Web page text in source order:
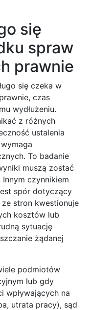
się
spraw
prawnie
się czeka w
czas
wydłużeniu.
z różnych
ustalenia
To badanie
muszą zostać
czynnikiem
spór dotyczący
stron kwestionuje
kosztów lub
sytuację
żądanej
podmiotów
lub gdy
wpływających na
utrata pracy), sąd